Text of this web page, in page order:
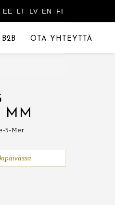
EE LT LV EN FI
B2B OTA YHTEYTTÄ
MM
5-Mer